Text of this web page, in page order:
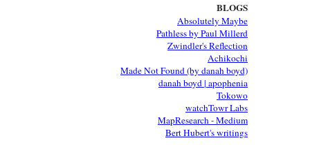
BLOGS
Absolutely Maybe
Pathless by Paul Millerd
Zwindler's Reflection
Achikochi
Made Not Found (by danah boyd)
danah boyd | apophenia
Tokowo
watchTowr Labs
MapResearch - Medium
Bert Hubert's writings